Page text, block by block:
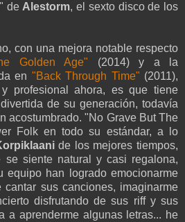
de Alestorm, el sexto disco de los
con una mejora notable respecto
Golden Age" (2014) y a la
en "Back Through Time" (2011),
profesional ahora, es que tiene
de su generación, todavía
acostumbrado. "No Grave But The
Folk en todo su estándar, a lo
de los mejores tiempos,
se siente natural y casi regalona,
equipo han logrado emocionarme
cantar sus canciones, imaginarme
disfrutando de sus riff y sus
a aprenderme algunas letras... he